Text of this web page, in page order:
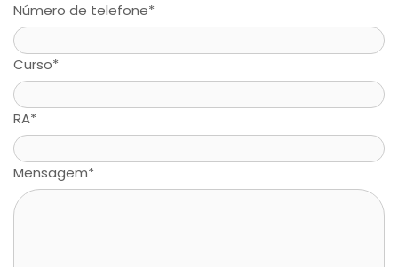
Número de telefone*
Curso*
RA*
Mensagem*